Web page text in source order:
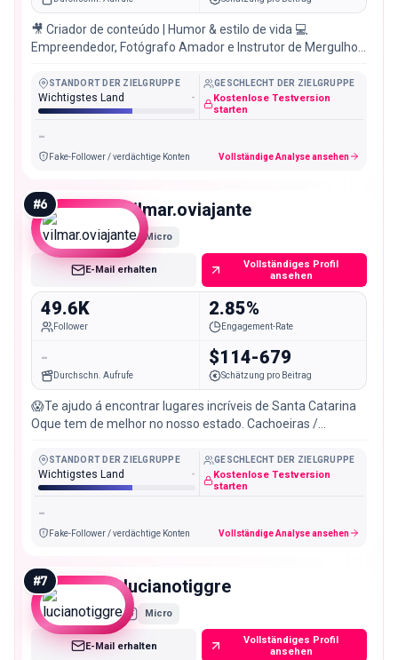
🎥 Criador de conteúdo | Humor & estilo de vida 💻
Empreendedor, Fotógrafo Amador e Instrutor de Mergulho
STANDORT DER ZIELGRUPPE
Wichtigstes Land -
GESCHLECHT DER ZIELGRUPPE
Kostenlose Testversion
starten
-
Fake-Follower / verdächtige Konten Vollständige Analyse ansehen
#6 vilmar.oviajante
Micro
E-Mail erhalten
Vollständiges Profil
ansehen
49.6K
Follower
2.85%
Engagement-Rate
-
Durchschn. Aufrufe
$114-679
Schätzung pro Beitrag
😱Te ajudo á encontrar lugares incríveis de Santa Catarina
Oque tem de melhor no nosso estado. Cachoeiras /
STANDORT DER ZIELGRUPPE
Wichtigstes Land -
GESCHLECHT DER ZIELGRUPPE
Kostenlose Testversion
starten
-
Fake-Follower / verdächtige Konten Vollständige Analyse ansehen
#7 lucianotiggre
Micro
E-Mail erhalten
Vollständiges Profil
ansehen